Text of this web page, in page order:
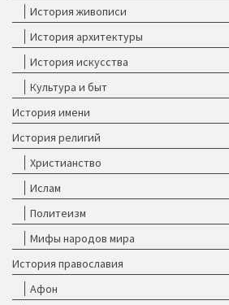
История живописи
История архитектуры
История искусства
Культура и быт
История имени
История религий
Христианство
Ислам
Политеизм
Мифы народов мира
История православия
Афон